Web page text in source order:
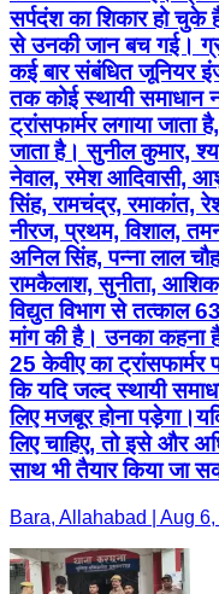
सर्पदंश का शिकार हो चुके
से उनकी जान बच गई।
कई बार संबंधित जूनियर
तक कोई स्थायी समाधान
ट्रांसफार्मर लगाया
जाता है। सुनील कुमार,
नेवाल, रमेश आदिवासी,
सिंह, रामचंद्र, रमाकांत,
नीरज, प्रथम, विशाल,
अनिल सिंह, पन्ना लाल
रामकैलाश, सुनीता,
विद्युत विभाग से तत्काल
मांग की है। उनका कहना
25 केवीए का ट्रांसफार्मर
कि यदि जल्द स्थायी
लिए मजबूर होना
लिए चाहिए, तो इसे और
साथ भी तैयार किया जा
Bara, Allahabad | Aug